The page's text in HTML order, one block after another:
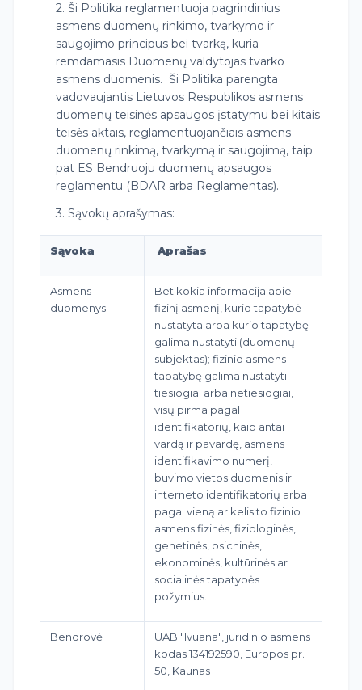
2. Ši Politika reglamentuoja pagrindinius
asmens duomenų rinkimo, tvarkymo ir
saugojimo principus bei tvarką, kuria
remdamasis Duomenų valdytojas tvarko
asmens duomenis. Ši Politika parengta
vadovaujantis Lietuvos Respublikos asmens
duomenų teisinės apsaugos įstatymu bei kitais
teisės aktais, reglamentuojančiais asmens
duomenų rinkimą, tvarkymą ir saugojimą, taip
pat ES Bendruoju duomenų apsaugos
reglamentu (BDAR arba Reglamentas).
3. Sąvokų aprašymas:
Sąvoka Aprašas
Asmens
duomenys
Bet kokia informacija apie
fizinį asmenį, kurio tapatybė
nustatyta arba kurio tapatybę
galima nustatyti (duomenų
subjektas); fizinio asmens
tapatybę galima nustatyti
tiesiogiai arba netiesiogiai,
visų pirma pagal
identifikatorių, kaip antai
vardą ir pavardę, asmens
identifikavimo numerį,
buvimo vietos duomenis ir
interneto identifikatorių arba
pagal vieną ar kelis to fizinio
asmens fizinės, fiziologinės,
genetinės, psichinės,
ekonominės, kultūrinės ar
socialinės tapatybės
požymius.
Bendrovė
UAB "Ivuana", juridinio asmens
kodas 134192590, Europos pr.
50, Kaunas